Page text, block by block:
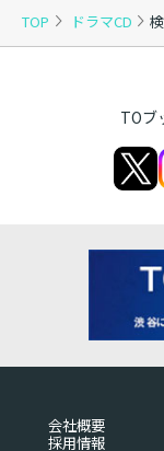
TOP ドラマCD
TOブ
会社概要
採用情報